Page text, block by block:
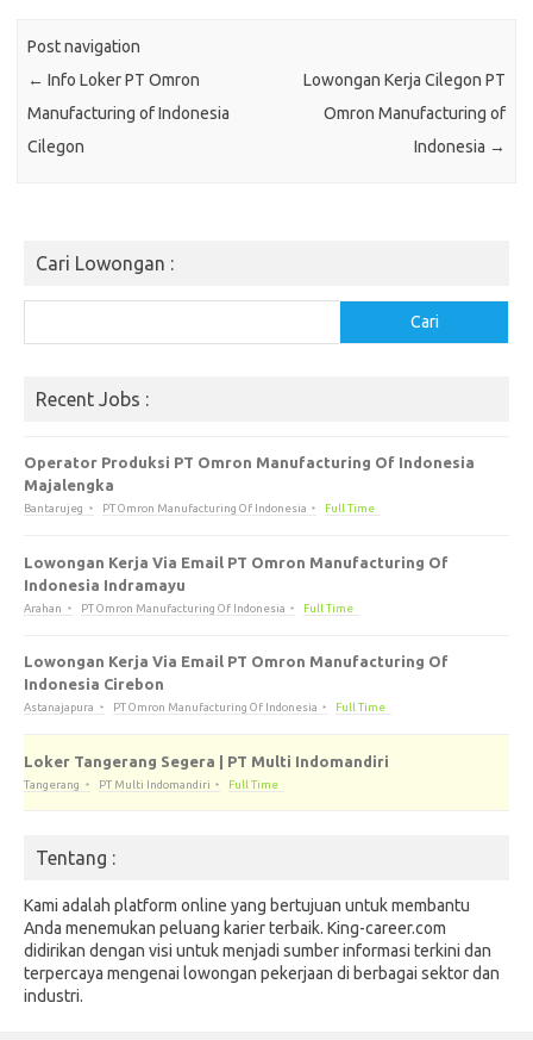
Post navigation
← Info Loker PT Omron
Manufacturing of Indonesia
Cilegon
Lowongan Kerja Cilegon PT
Omron Manufacturing of
Indonesia →
Cari Lowongan :
Cari
Recent Jobs :
Operator Produksi PT Omron Manufacturing Of Indonesia
Majalengka
Bantarujeg PT Omron Manufacturing Of Indonesia Full Time
Lowongan Kerja Via Email PT Omron Manufacturing Of
Indonesia Indramayu
Arahan PT Omron Manufacturing Of Indonesia Full Time
Lowongan Kerja Via Email PT Omron Manufacturing Of
Indonesia Cirebon
Astanajapura PT Omron Manufacturing Of Indonesia Full Time
Loker Tangerang Segera | PT Multi Indomandiri
Tangerang PT Multi Indomandiri Full Time
Tentang :
Kami adalah platform online yang bertujuan untuk membantu
Anda menemukan peluang karier terbaik. King-career.com
didirikan dengan visi untuk menjadi sumber informasi terkini dan
terpercaya mengenai lowongan pekerjaan di berbagai sektor dan
industri.